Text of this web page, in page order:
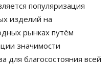
популяризация
изделий на
рынках путём
значимости
для благосостояния всей